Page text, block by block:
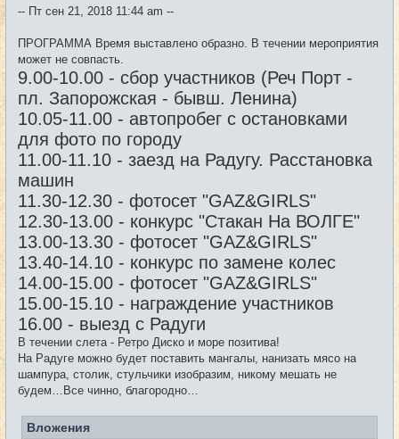
-- Пт сен 21, 2018 11:44 am --
ПРОГРАММА Время выставлено образно. В течении мероприятия
может не совпасть.
9.00-10.00 - сбор участников (Реч Порт -
пл. Запорожская - бывш. Ленина)
10.05-11.00 - автопробег с остановками
для фото по городу
11.00-11.10 - заезд на Радугу. Расстановка
машин
11.30-12.30 - фотосет "GAZ&GIRLS"
12.30-13.00 - конкурс "Стакан На ВОЛГЕ"
13.00-13.30 - фотосет "GAZ&GIRLS"
13.40-14.10 - конкурс по замене колес
14.00-15.00 - фотосет "GAZ&GIRLS"
15.00-15.10 - награждение участников
16.00 - выезд с Радуги
В течении слета - Ретро Диско и море позитива!
На Радуге можно будет поставить мангалы, нанизать мясо на
шампура, столик, стульчики изобразим, никому мешать не
будем…Все чинно, благородно…
Вложения